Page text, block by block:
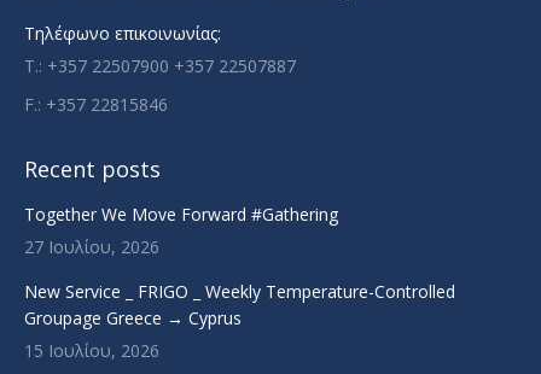
Τηλέφωνο επικοινωνίας:
T.: +357 22507900 +357 22507887
F.: +357 22815846
Recent posts
Together We Move Forward #Gathering
27 Ιουλίου, 2026
New Service _ FRIGO _ Weekly Temperature-Controlled
Groupage Greece → Cyprus
15 Ιουλίου, 2026